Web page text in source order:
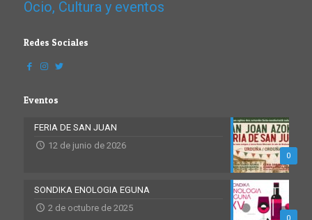
Ocio, Cultura y eventos
Redes Sociales
Eventos
0
FERIA DE SAN JUAN
12 de junio de 2026
SONDIKA ENOLOGIA EGUNA
2 de octubre de 2025